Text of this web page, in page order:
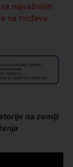
najvažnijim
na tvrđavu
na zemlji